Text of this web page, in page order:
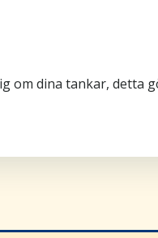
om dina tankar, detta